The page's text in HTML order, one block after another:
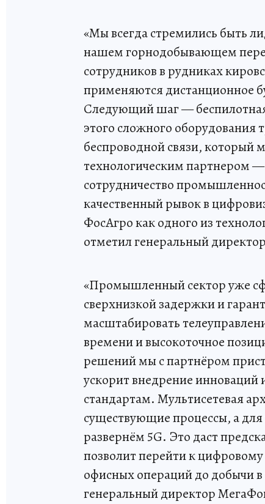
«Мы всегда стремились быть
нашем горнодобывающем
сотрудников в рудниках
применяются дистанционное
Следующий шаг —
этого сложного оборудования
беспроводной связи,
технологическим партнером
сотрудничество
качественный рывок в
ФосАгро как одного из
отметил генеральный
«Промышленный сектор уже
сверхнизкой задержки и
масштабировать
времени и высокоточное
решений мы с партнёром
ускорит внедрение
стандартам. Мультисетевая
существующие процессы, а
развернём 5G. Это даст
позволит перейти к
офисных операций до добычи в
генеральный директор